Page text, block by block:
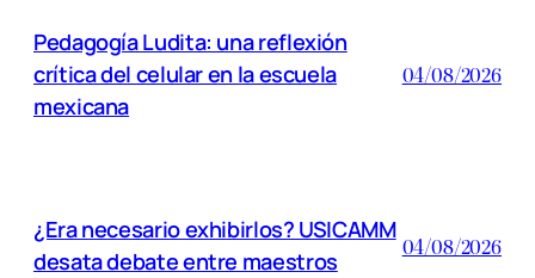
Pedagogía Ludita: una reflexión
crítica del celular en la escuela
mexicana
04/08/2026
¿Era necesario exhibirlos? USICAMM
desata debate entre maestros
04/08/2026